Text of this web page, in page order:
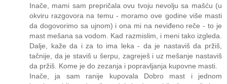
Inače, mami sam prepričala ovu tvoju nevolju sa mašću (u
okviru razgovora na temu - moramo ove godine više masti
da dogovorimo sa ujnom) i ona mi na neviđeno reče - to je
mast mešana sa vodom. Kad razmislim, i meni tako izgleda.
Dalje, kaže da i za to ima leka - da je nastaviš da pržiš,
tačnije, da je staviš u šerpu, zagreješ i uz mešanje nastaviš
da pržiš. Kome je do zezanja i popravljanja kupovne masti.
Inače, ja sam ranije kupovala Dobro mast i jednom